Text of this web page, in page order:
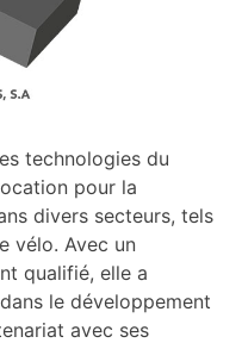
technologies du
pour la
divers secteurs, tels
vélo. Avec un
qualifié, elle a
le développement
avec ses